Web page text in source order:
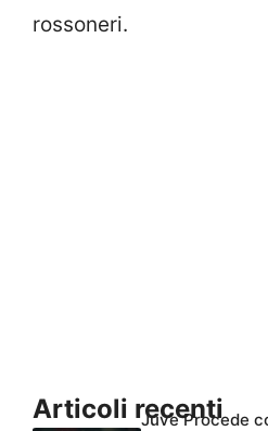
rossoneri.
Articoli recenti
Juve Procede